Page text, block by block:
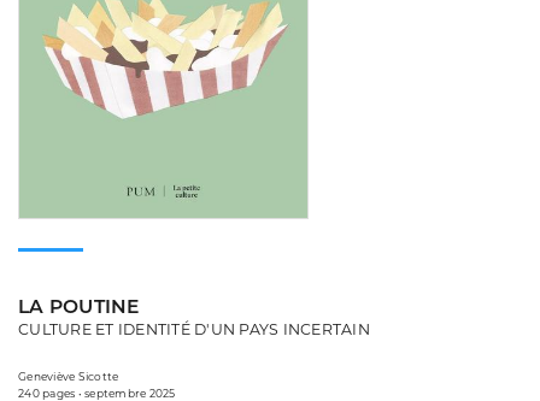
LA POUTINE
CULTURE ET IDENTITÉ D'UN PAYS INCERTAIN
Geneviève Sicotte
240 pages • septembre 2025